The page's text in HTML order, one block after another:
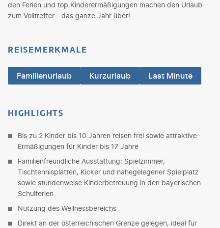
den Ferien und top Kinderermäßigungen machen den Urlaub
zum Volltreffer - das ganze Jahr über!
REISEMERKMALE
Familienurlaub Kurzurlaub Last Minute
HIGHLIGHTS
Bis zu 2 Kinder bis 10 Jahren reisen frei sowie attraktive
Ermäßigungen für Kinder bis 17 Jahre
Familienfreundliche Ausstattung: Spielzimmer,
Tischtennisplatten, Kicker und nahegelegener Spielplatz
sowie stundenweise Kinderbetreuung in den bayerischen
Schulferien
Nutzung des Wellnessbereichs
Direkt an der österreichischen Grenze gelegen, ideal für